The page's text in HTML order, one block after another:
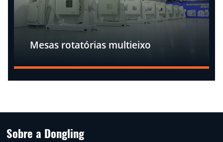
Mesas rotatórias multieixo
Sobre a Dongling